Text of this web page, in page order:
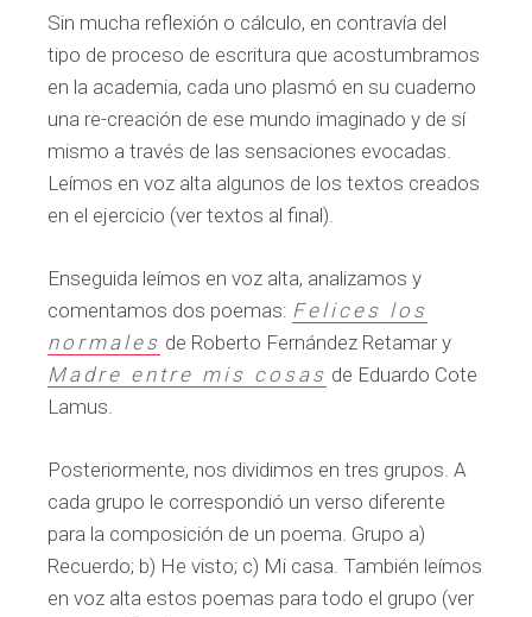
Sin mucha reflexión o cálculo, en contravía del
tipo de proceso de escritura que acostumbramos
en la academia, cada uno plasmó en su cuaderno
una re-creación de ese mundo imaginado y de sí
mismo a través de las sensaciones evocadas.
Leímos en voz alta algunos de los textos creados
en el ejercicio (ver textos al final).
Enseguida leímos en voz alta, analizamos y
comentamos dos poemas: Felices los
normales de Roberto Fernández Retamar y
Madre entre mis cosas de Eduardo Cote
Lamus.
Posteriormente, nos dividimos en tres grupos. A
cada grupo le correspondió un verso diferente
para la composición de un poema. Grupo a)
Recuerdo; b) He visto; c) Mi casa. También leímos
en voz alta estos poemas para todo el grupo (ver